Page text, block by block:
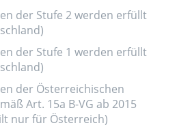
der Stufe 2 werden erfüllt
der Stufe 1 werden erfüllt
der Österreichischen
Art. 15a B-VG ab 2015
nur für Österreich)